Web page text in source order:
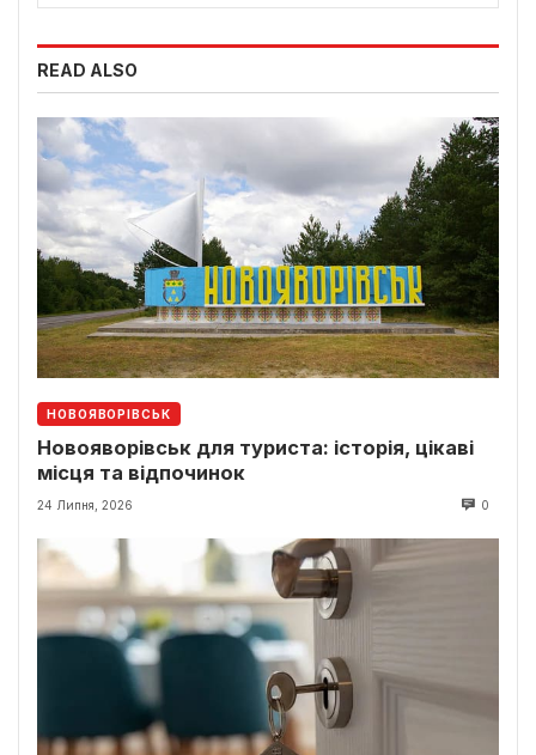
READ ALSO
НОВОЯВОРІВСЬК
Новояворівськ для туриста: історія, цікаві
місця та відпочинок
24 Липня, 2026 0